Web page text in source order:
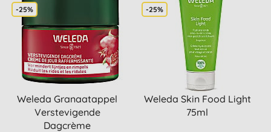
-25%
Weleda Granaatappel
Verstevigende
Dagcrème
-25%
Weleda Skin Food Light
75ml